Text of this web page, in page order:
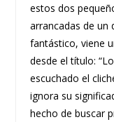
estos dos
arrancadas de un
fantástico, viene
desde el título:
escuchado el
ignora su
hecho de buscar